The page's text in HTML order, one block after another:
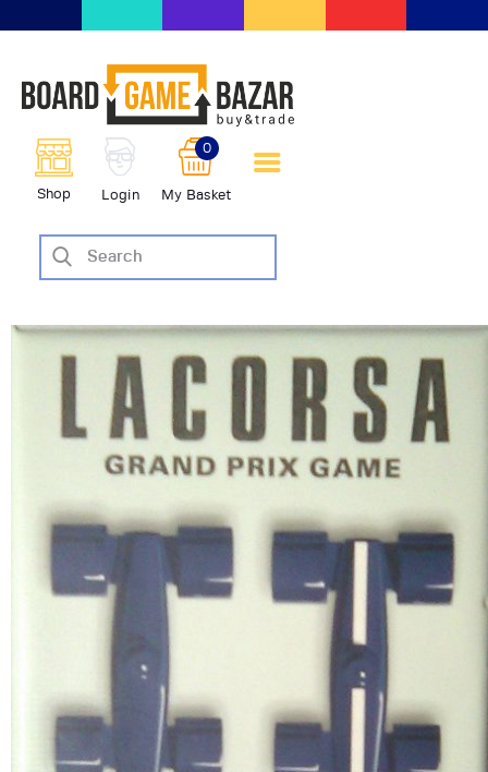
Shop Login My Basket
0
scambio giochi da tavolo
BoardGameBazar
SHOP
VENDI
AIUTO
BLOG-NEWS
EVENTI